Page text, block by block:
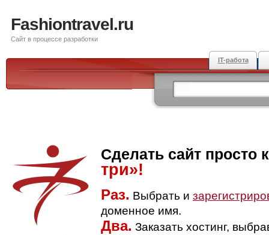
Fashiontravel.ru
Сайт в процессе разработки
IT-работа
Сделать сайт просто
три»!
Раз. Выбрать и
доменное имя.
Два. Заказать хостинг,